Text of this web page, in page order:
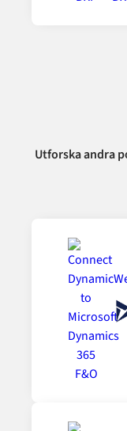
Utforska andra